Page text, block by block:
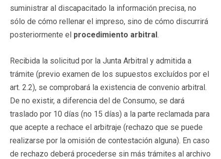
suministrar al discapacitado la información precisa, no
sólo de cómo rellenar el impreso, sino de cómo discurrirá
posteriormente el procedimiento arbitral.
Recibida la solicitud por la Junta Arbitral y admitida a
trámite (previo examen de los supuestos excluídos por el
art. 2.2), se comprobará la existencia de convenio arbitral.
De no existir, a diferencia del de Consumo, se dará
traslado por 10 días (no 15 días) a la parte reclamada para
que acepte a rechace el arbitraje (rechazo que se puede
realizarse por la omisión de contestación alguna). En caso
de rechazo deberá procederse sin más trámites al archivo